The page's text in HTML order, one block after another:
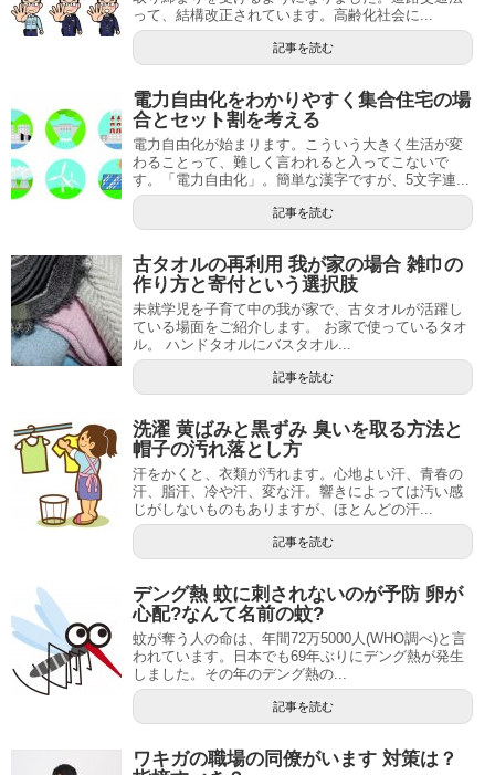
って、結構改正されています。高齢化社会に...
記事を読む
電力自由化をわかりやすく集合住宅の場
合とセット割を考える
電力自由化が始まります。こういう大きく生活が変
わることって、難しく言われると入ってこないで
す。「電力自由化」。簡単な漢字ですが、5文字連...
記事を読む
古タオルの再利用 我が家の場合 雑巾の
作り方と寄付という選択肢
未就学児を子育て中の我が家で、古タオルが活躍し
ている場面をご紹介します。 お家で使っているタオ
ル。 ハンドタオルにバスタオル...
記事を読む
洗濯 黄ばみと黒ずみ 臭いを取る方法と
帽子の汚れ落とし方
汗をかくと、衣類が汚れます。心地よい汗、青春の
汗、脂汗、冷や汗、変な汗。響きによっては汚い感
じがしないものもありますが、ほとんどの汗...
記事を読む
デング熱 蚊に刺されないのが予防 卵が
心配?なんて名前の蚊?
蚊が奪う人の命は、年間72万5000人(WHO調べ)と言
われています。日本でも69年ぶりにデング熱が発生
しました。その年のデング熱の...
記事を読む
ワキガの職場の同僚がいます 対策は？